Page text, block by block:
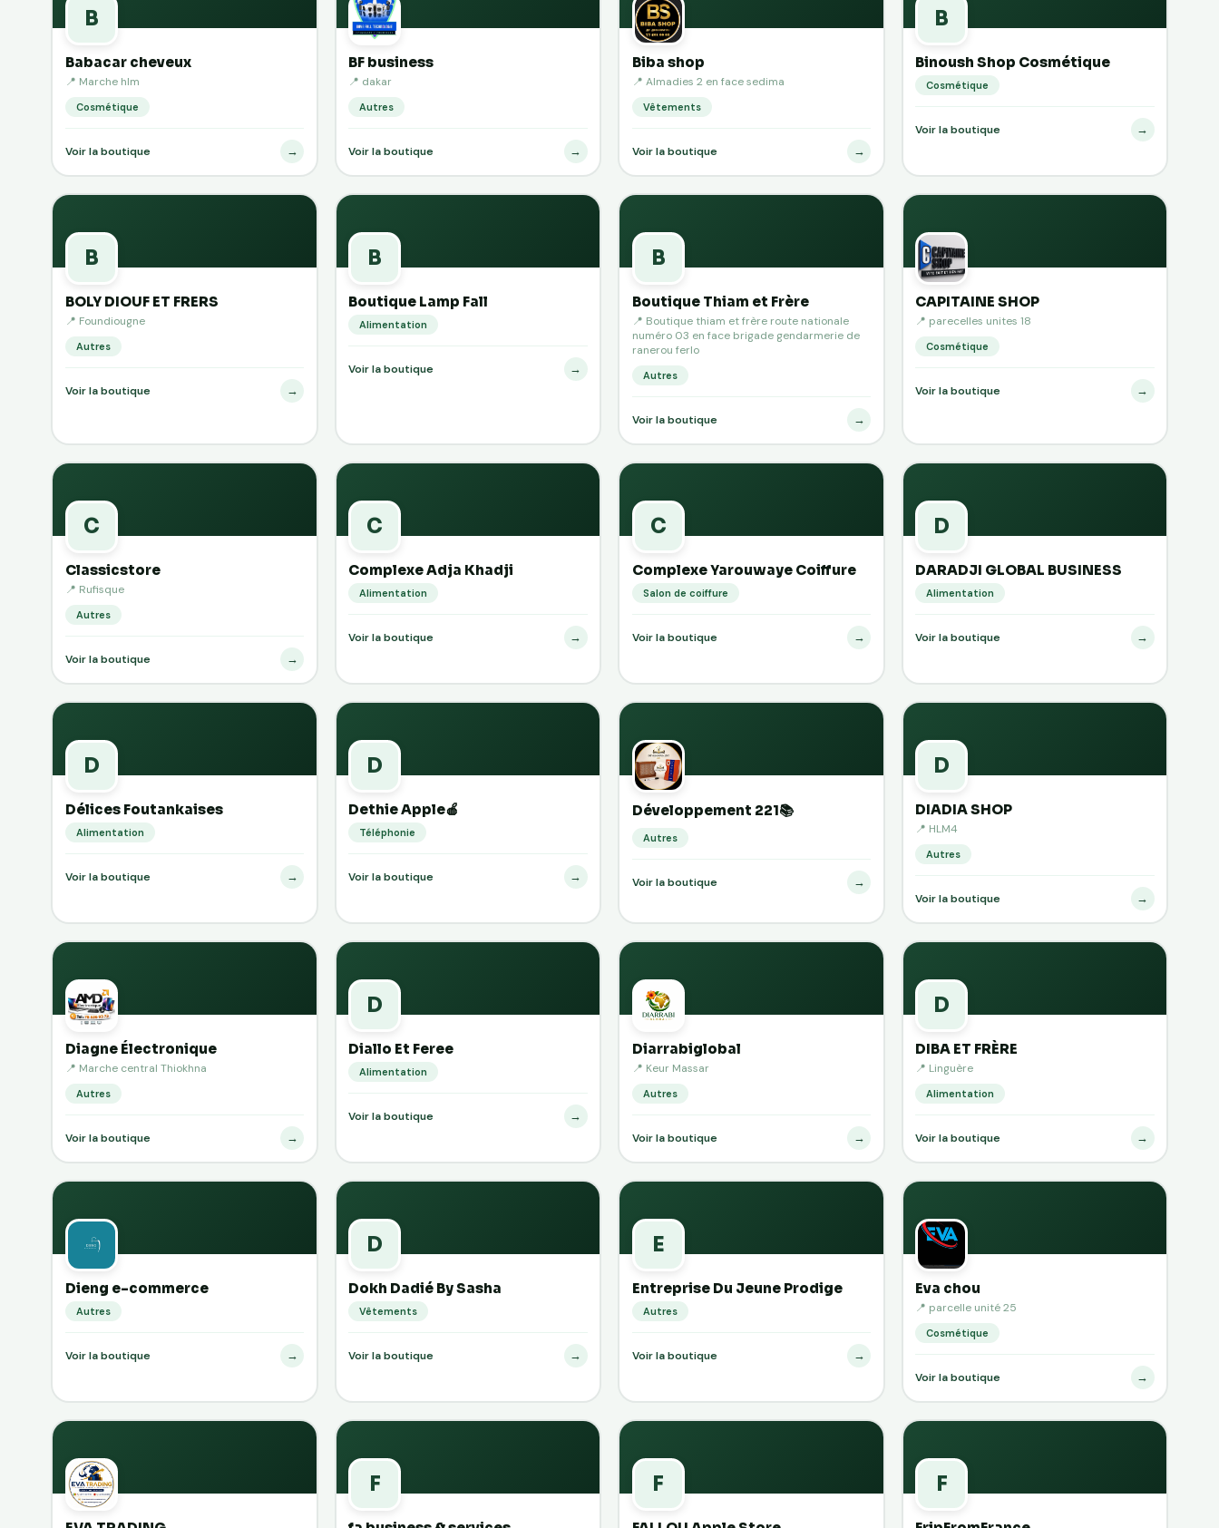
B
Babacar cheveux
📍 Marche hlm
Cosmétique
Voir la boutique →
BF business
📍 dakar
Autres
Voir la boutique →
Biba shop
📍 Almadies 2 en face sedima
Vêtements
Voir la boutique →
B
Binoush Shop Cosmétique
Cosmétique
Voir la boutique →
B
BOLY DIOUF ET FRERS
📍 Foundiougne
Autres
Voir la boutique →
B
Boutique Lamp Fall
Alimentation
Voir la boutique →
B
Boutique Thiam et Frère
📍 Boutique thiam et frère route nationale
numéro 03 en face brigade gendarmerie de
ranerou ferlo
Autres
Voir la boutique →
CAPITAINE SHOP
📍 parecelles unites 18
Cosmétique
Voir la boutique →
C
Classicstore
📍 Rufisque
Autres
Voir la boutique →
C
Complexe Adja Khadji
Alimentation
Voir la boutique →
C
Complexe Yarouwaye Coiffure
Salon de coiffure
Voir la boutique →
D
DARADJI GLOBAL BUSINESS
Alimentation
Voir la boutique →
D
Délices Foutankaises
Alimentation
Voir la boutique →
D
Dethie Apple🍎
Téléphonie
Voir la boutique →
Développement 221📚
Autres
Voir la boutique →
D
DIADIA SHOP
📍 HLM4
Autres
Voir la boutique →
Diagne Électronique
📍 Marche central Thiokhna
Autres
Voir la boutique →
D
Diallo Et Feree
Alimentation
Voir la boutique →
Diarrabiglobal
📍 Keur Massar
Autres
Voir la boutique →
D
DIBA ET FRÈRE
📍 Linguère
Alimentation
Voir la boutique →
Dieng e-commerce
Autres
Voir la boutique →
D
Dokh Dadié By Sasha
Vêtements
Voir la boutique →
E
Entreprise Du Jeune Prodige
Autres
Voir la boutique →
Eva chou
📍 parcelle unité 25
Cosmétique
Voir la boutique →
F F F